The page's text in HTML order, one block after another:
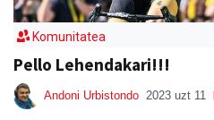
Komunitatea
Pello Lehendakari!!!
Andoni Urbistondo 2023 uzt 11